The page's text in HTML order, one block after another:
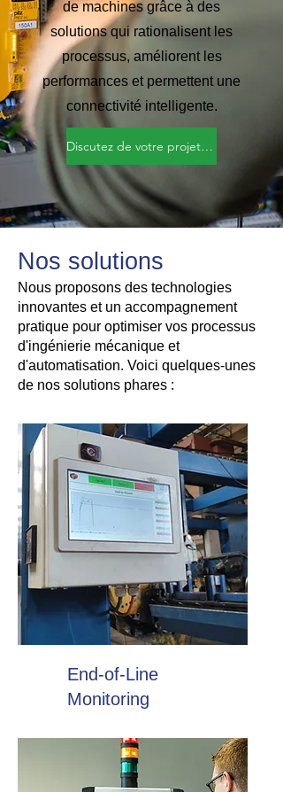
de machines grâce à des
solutions qui rationalisent les
processus, améliorent les
performances et permettent une
connectivité intelligente.
Discutez de votre projet avec nous
Nos solutions
Nous proposons des technologies
innovantes et un accompagnement
pratique pour optimiser vos processus
d'ingénierie mécanique et
d'automatisation. Voici quelques-unes
de nos solutions phares :
End-of-Line
Monitoring